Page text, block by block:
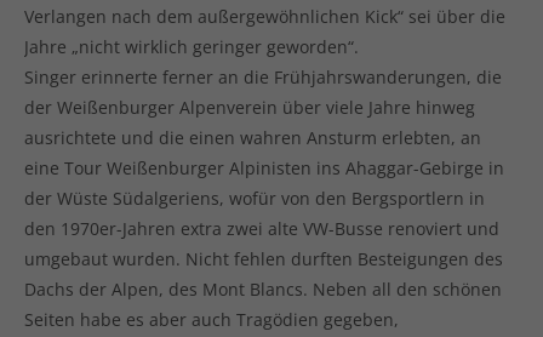
Verlangen nach dem außergewöhnlichen Kick“ sei über die
Jahre „nicht wirklich geringer geworden“.
Singer erinnerte ferner an die Frühjahrswanderungen, die
der Weißenburger Alpenverein über viele Jahre hinweg
ausrichtete und die einen wahren Ansturm erlebten, an
eine Tour Weißenburger Alpinisten ins Ahaggar-Gebirge in
der Wüste Südalgeriens, wofür von den Bergsportlern in
den 1970er-Jahren extra zwei alte VW-Busse renoviert und
umgebaut wurden. Nicht fehlen durften Besteigungen des
Dachs der Alpen, des Mont Blancs. Neben all den schönen
Seiten habe es aber auch Tragödien gegeben,